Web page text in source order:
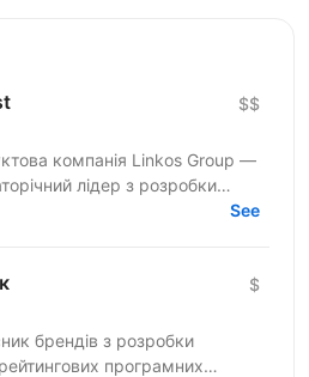
$$
компанія Linkos Group —
лідер з розробки
програмних
See
$
брендів з розробки
програмних